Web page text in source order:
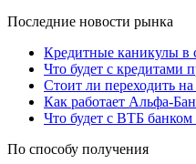
Последние новости рынка
Кредитные каникулы в
Что будет с кредитами
Стоит ли переходить
Как работает Альфа-
Что будет с ВТБ банком
По способу получения